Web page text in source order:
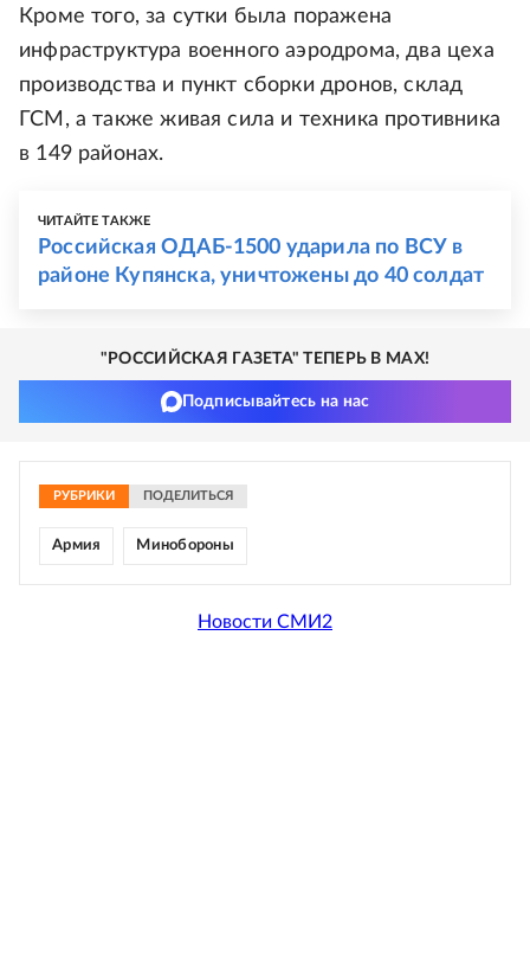
Кроме того, за сутки была поражена
инфраструктура военного аэродрома, два цеха
производства и пункт сборки дронов, склад
ГСМ, а также живая сила и техника противника
в 149 районах.
ЧИТАЙТЕ ТАКЖЕ
Российская ОДАБ-1500 ударила по ВСУ в
районе Купянска, уничтожены до 40 солдат
"РОССИЙСКАЯ ГАЗЕТА" ТЕПЕРЬ В MAX!
Подписывайтесь на нас
РУБРИКИ ПОДЕЛИТЬСЯ
Армия Минобороны
Новости СМИ2